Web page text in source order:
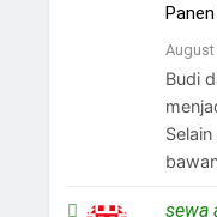
August
Budi
sewa